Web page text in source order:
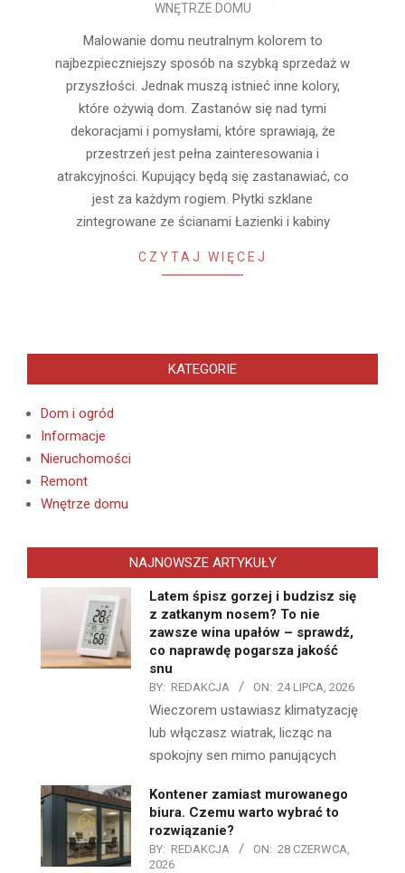
WNĘTRZE DOMU
Malowanie domu neutralnym kolorem to
najbezpieczniejszy sposób na szybką sprzedaż w
przyszłości. Jednak muszą istnieć inne kolory,
które ożywią dom. Zastanów się nad tymi
dekoracjami i pomysłami, które sprawiają, że
przestrzeń jest pełna zainteresowania i
atrakcyjności. Kupujący będą się zastanawiać, co
jest za każdym rogiem. Płytki szklane
zintegrowane ze ścianami Łazienki i kabiny
CZYTAJ WIĘCEJ
KATEGORIE
Dom i ogród
Informacje
Nieruchomości
Remont
Wnętrze domu
NAJNOWSZE ARTYKUŁY
Latem śpisz gorzej i budzisz się
z zatkanym nosem? To nie
zawsze wina upałów – sprawdź,
co naprawdę pogarsza jakość
snu
BY: REDAKCJA ON: 24 LIPCA, 2026
Wieczorem ustawiasz klimatyzację
lub włączasz wiatrak, licząc na
spokojny sen mimo panujących
Kontener zamiast murowanego
biura. Czemu warto wybrać to
rozwiązanie?
BY: REDAKCJA ON: 28 CZERWCA,
2026